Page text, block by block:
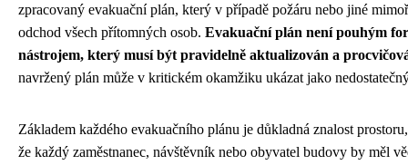
zpracovaný evakuační plán, který v případě požáru nebo jiné
odchod všech přítomných osob. Evakuační plán není pouhým
nástrojem, který musí být pravidelně aktualizován a
navržený plán může v kritickém okamžiku ukázat jako
Základem každého evakuačního plánu je důkladná znalost
že každý zaměstnanec, návštěvník nebo obyvatel budovy by měl